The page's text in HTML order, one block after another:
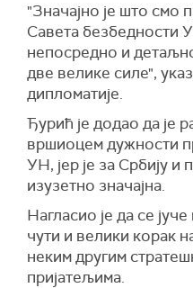
"Значајно је што смо
Савета безбедности
непосредно и
две велике силе",
дипломатије.
Ђурић је додао да је
вршиоцем дужности
УН, јер је за Србију
изузетно значајна.
Нагласио је да се
чути и велики корак
неким другим
пријатељима.